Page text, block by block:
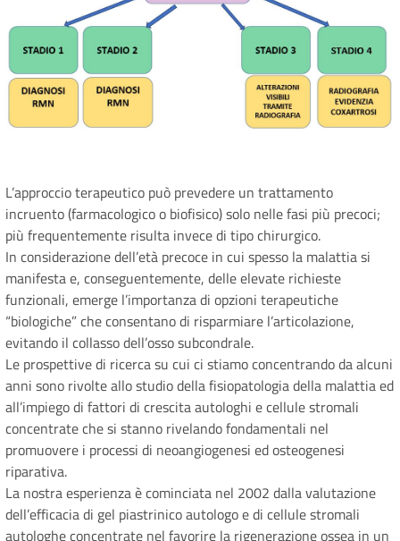
L’approccio terapeutico può prevedere un trattamento
incruento (farmacologico o biofisico) solo nelle fasi più precoci;
più frequentemente risulta invece di tipo chirurgico.
In considerazione dell’età precoce in cui spesso la malattia si
manifesta e, conseguentemente, delle elevate richieste
funzionali, emerge l’importanza di opzioni terapeutiche
“biologiche” che consentano di risparmiare l’articolazione,
evitando il collasso dell’osso subcondrale.
Le prospettive di ricerca su cui ci stiamo concentrando da alcuni
anni sono rivolte allo studio della fisiopatologia della malattia ed
all’impiego di fattori di crescita autologhi e cellule stromali
concentrate che si stanno rivelando fondamentali nel
promuovere i processi di neoangiogenesi ed osteogenesi
riparativa.
La nostra esperienza è cominciata nel 2002 dalla valutazione
dell’efficacia di gel piastrinico autologo e di cellule stromali
autologhe concentrate nel favorire la rigenerazione ossea in un